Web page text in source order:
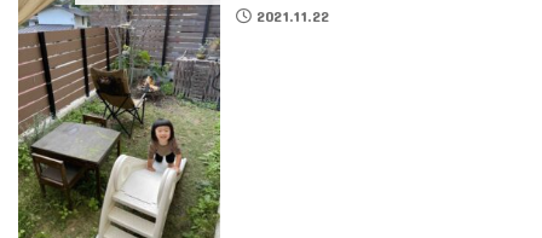
2021.11.22